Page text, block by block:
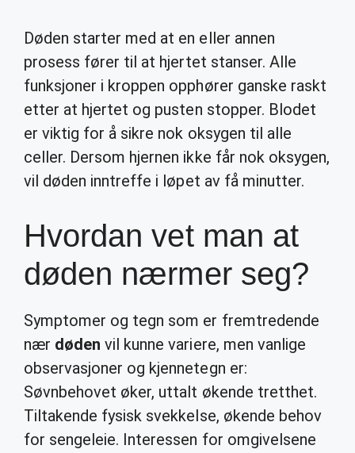
Døden starter med at en eller annen
prosess fører til at hjertet stanser. Alle
funksjoner i kroppen opphører ganske raskt
etter at hjertet og pusten stopper. Blodet
er viktig for å sikre nok oksygen til alle
celler. Dersom hjernen ikke får nok oksygen,
vil døden inntreffe i løpet av få minutter.
Hvordan vet man at
døden nærmer seg?
Symptomer og tegn som er fremtredende
nær døden vil kunne variere, men vanlige
observasjoner og kjennetegn er:
Søvnbehovet øker, uttalt økende tretthet.
Tiltakende fysisk svekkelse, økende behov
for sengeleie. Interessen for omgivelsene